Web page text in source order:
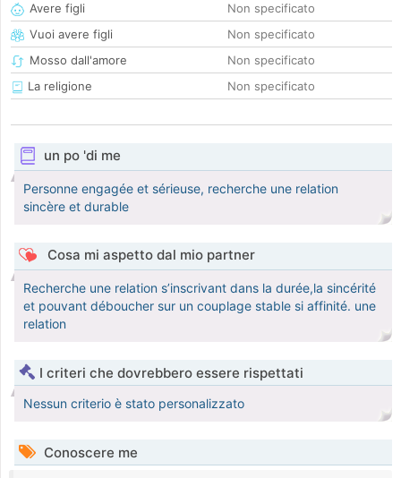
Avere figli
Non specificato
Vuoi avere figli
Non specificato
Mosso dall'amore
Non specificato
La religione
Non specificato
un po 'di me
Personne engagée et sérieuse, recherche une relation
sincère et durable
Cosa mi aspetto dal mio partner
Recherche une relation s’inscrivant dans la durée,la sincérité
et pouvant déboucher sur un couplage stable si affinité. une
relation
I criteri che dovrebbero essere rispettati
Nessun criterio è stato personalizzato
Conoscere me